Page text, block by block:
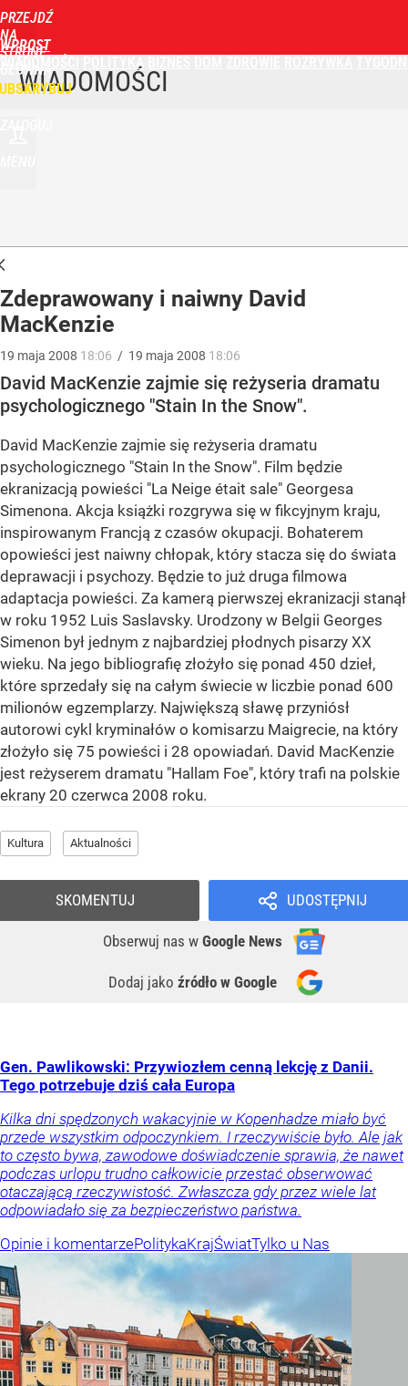
PRZEJDŹ
NA
STRONĘ
GŁÓWNĄ
WPROST
POLITYKA
WIADOMOŚCI
Zdeprawowany i naiwny David
MacKenzie
19 maja 2008 18:06 / 19 maja 2008 18:06
David MacKenzie zajmie się reżyseria dramatu
psychologicznego "Stain In the Snow".
David MacKenzie zajmie się reżyseria dramatu
psychologicznego "Stain In the Snow". Film będzie
ekranizacją powieści "La Neige était sale" Georgesa
Simenona. Akcja książki rozgrywa się w fikcyjnym kraju,
inspirowanym Francją z czasów okupacji. Bohaterem
opowieści jest naiwny chłopak, który stacza się do świata
deprawacji i psychozy. Będzie to już druga filmowa
adaptacja powieści. Za kamerą pierwszej ekranizacji stanął
w roku 1952 Luis Saslavsky. Urodzony w Belgii Georges
Simenon był jednym z najbardziej płodnych pisarzy XX
wieku. Na jego bibliografię złożyło się ponad 450 dzieł,
które sprzedały się na całym świecie w liczbie ponad 600
milionów egzemplarzy. Największą sławę przyniósł
autorowi cykl kryminałów o komisarzu Maigrecie, na który
złożyło się 75 powieści i 28 opowiadań. David MacKenzie
jest reżyserem dramatu "Hallam Foe", który trafi na polskie
ekrany 20 czerwca 2008 roku.
Kultura Aktualności
UDOSTĘPNIJ
Obserwuj nas w Google News
Dodaj jako źródło w Google
SKOMENTUJ
Gen. Pawlikowski: Przywiozłem cenną lekcję z Danii.
Tego potrzebuje dziś cała Europa
Kilka dni spędzonych wakacyjnie w Kopenhadze miało być
przede wszystkim odpoczynkiem. I rzeczywiście było. Ale jak
to często bywa, zawodowe doświadczenie sprawia, że nawet
podczas urlopu trudno całkowicie przestać obserwować
otaczającą rzeczywistość. Zwłaszcza gdy przez wiele lat
odpowiadało się za bezpieczeństwo państwa.
Opinie i komentarzePolitykaKrajŚwiatTylko u Nas